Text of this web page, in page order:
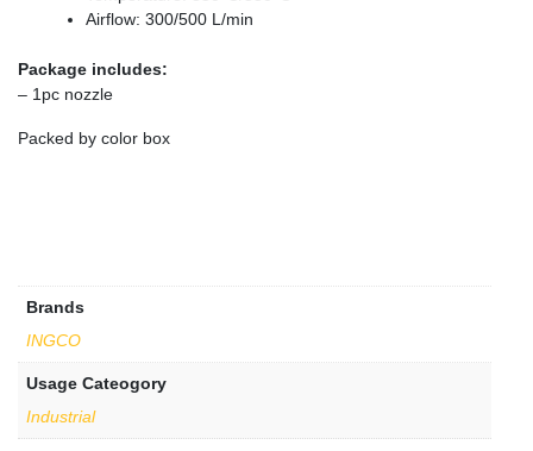
Airflow: 300/500 L/min
Package includes:
– 1pc nozzle
Packed by color box
Brands
INGCO
Usage Cateogory
Industrial